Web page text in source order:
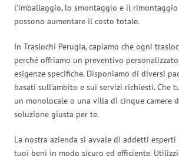
l’imballaggio, lo smontaggio e il
possono aumentare il costo totale.
In Traslochi Perugia, capiamo che ogni
perché offriamo un preventivo
esigenze specifiche. Disponiamo di diversi
basati sull’ambito e sui servizi richiesti. Che
un monolocale o una villa di cinque camere
soluzione giusta per te.
La nostra azienda si avvale di addetti esperti
tuoi beni in modo sicuro ed efficiente.